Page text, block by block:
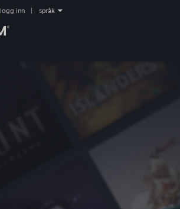
logg inn språk